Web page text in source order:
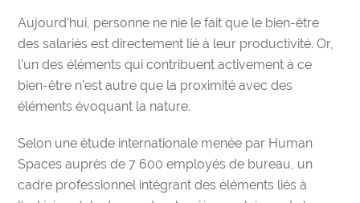
Aujourd’hui, personne ne nie le fait que le bien-être
des salariés est directement lié à leur productivité. Or,
l’un des éléments qui contribuent activement à ce
bien-être n’est autre que la proximité avec des
éléments évoquant la nature.
Selon une étude internationale menée par Human
Spaces auprès de 7 600 employés de bureau, un
cadre professionnel intégrant des éléments liés à